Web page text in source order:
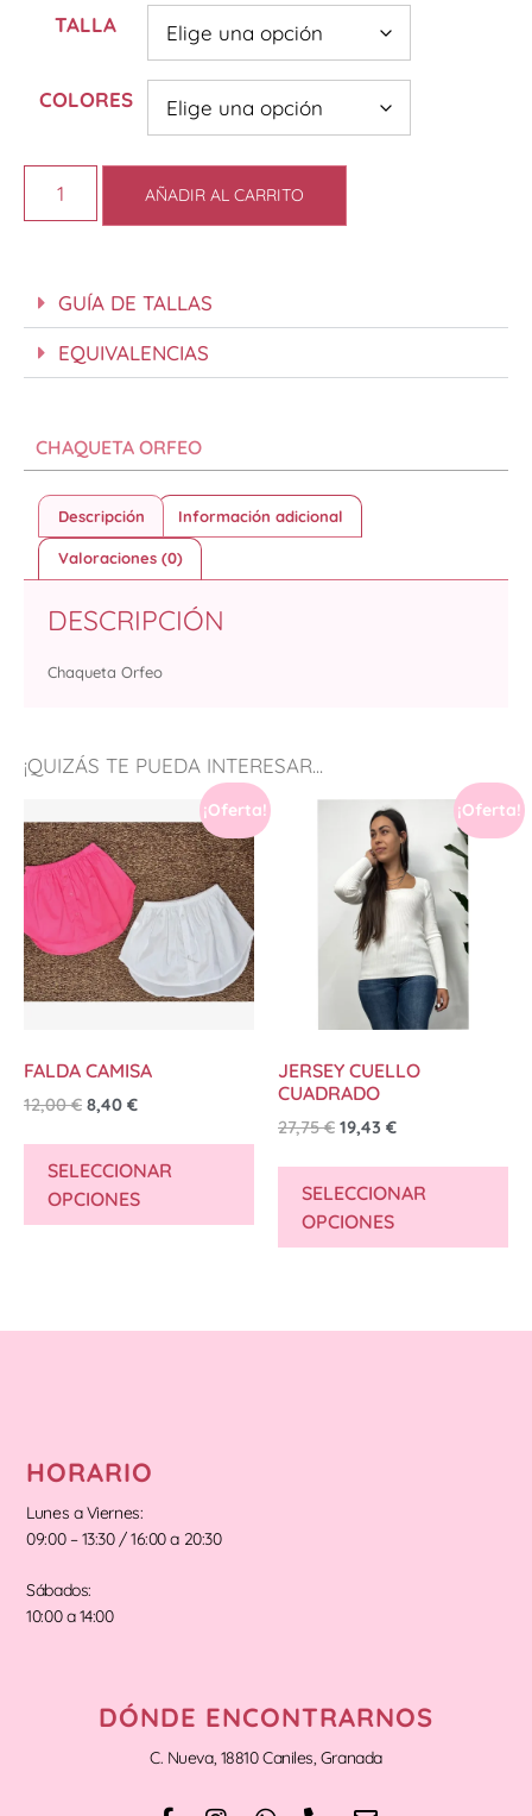
TALLA
COLORES
AÑADIR AL CARRITO
GUÍA DE TALLAS
EQUIVALENCIAS
¡QUIZÁS TE PUEDA INTERESAR...
¡Oferta!
FALDA CAMISA
12,00€ 8,40 €
SELECCIONAR
OPCIONES
¡Oferta!
JERSEY CUELLO
CUADRADO
27,75€ 19,43 €
SELECCIONAR
OPCIONES
CHAQUETA ORFEO
Descripción Información adicional
Valoraciones (0)
DESCRIPCIÓN
Chaqueta Orfeo
HORARIO
Lunes a Viernes:
09:00 – 13:30 / 16:00 a 20:30
Sábados:
10:00 a 14:00
DÓNDE ENCONTRARNOS
C. Nueva, 18810 Caniles, Granada